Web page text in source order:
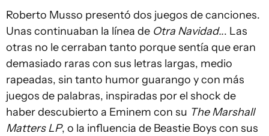
Roberto Musso presentó dos juegos de canciones.
Unas continuaban la línea de Otra Navidad... Las
otras no le cerraban tanto porque sentía que eran
demasiado raras con sus letras largas, medio
rapeadas, sin tanto humor guarango y con más
juegos de palabras, inspiradas por el shock de
haber descubierto a Eminem con su The Marshall
Matters LP, o la influencia de Beastie Boys con sus